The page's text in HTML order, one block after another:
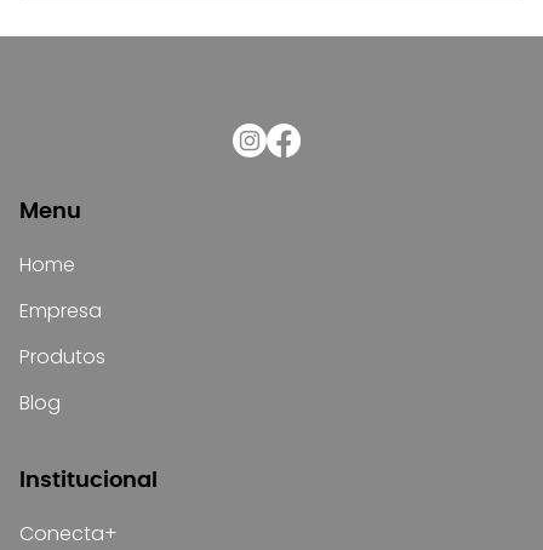
Menu
Home
Empresa
Produtos
Blog
Institucional
Conecta+